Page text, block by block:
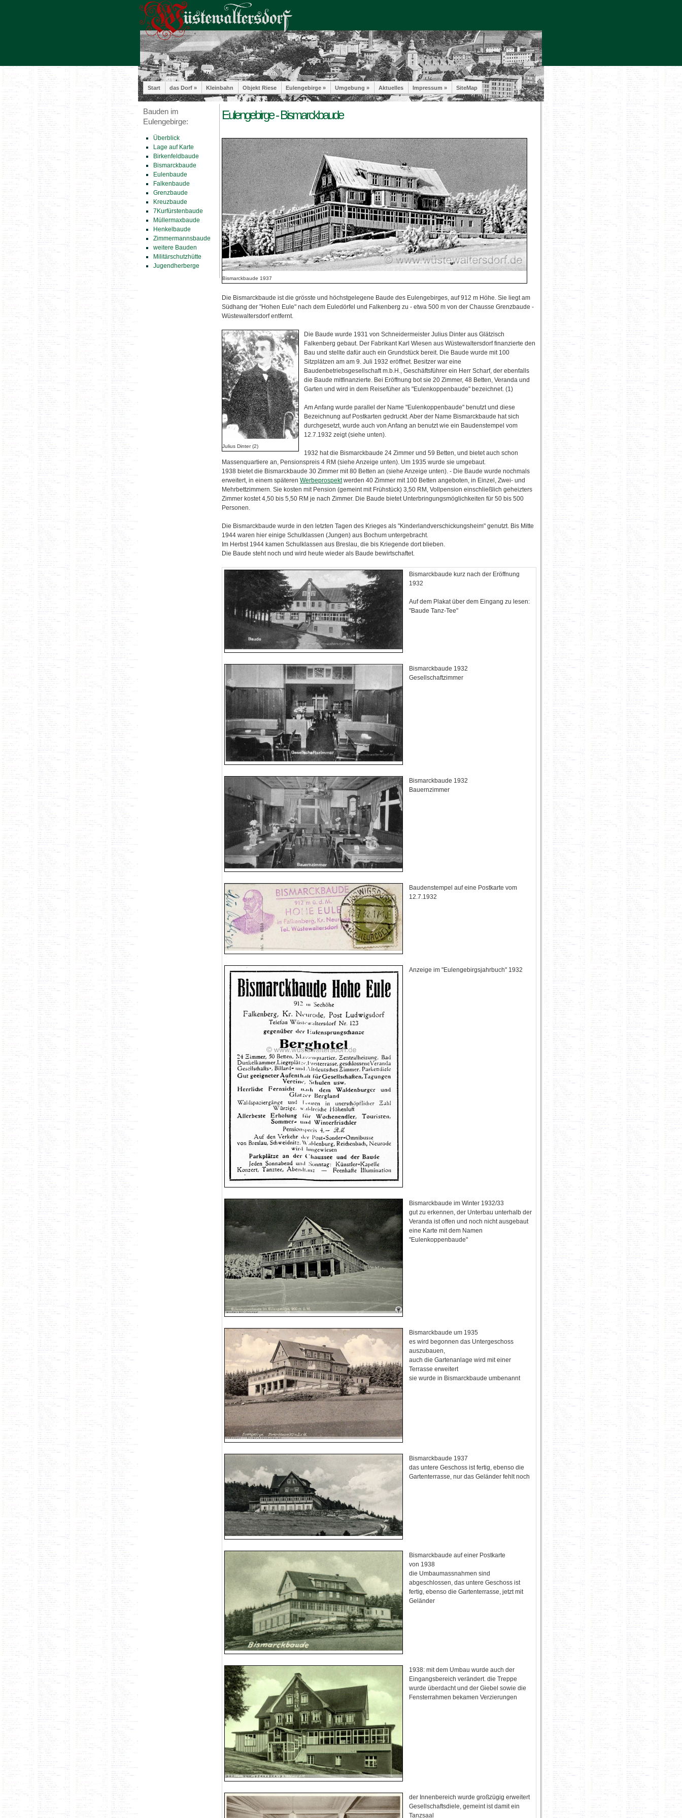
Start das Dorf » Kleinbahn Objekt Riese Eulengebirge » Umgebung » Aktuelles Impressum » SiteMap
Bauden im
Eulengebirge:
Überblick
Lage auf Karte
Birkenfeldbaude
Bismarckbaude
Eulenbaude
Falkenbaude
Grenzbaude
Kreuzbaude
7Kurfürstenbaude
Müllermaxbaude
Henkelbaude
Zimmermannsbaude
weitere Bauden
Militärschutzhütte
Jugendherberge
Eulengebirge - Bismarckbaude
Bismarckbaude 1937
Die Bismarckbaude ist die grösste und höchstgelegene Baude des Eulengebirges, auf 912 m Höhe. Sie liegt am
Südhang der "Hohen Eule" nach dem Euledörfel und Falkenberg zu - etwa 500 m von der Chausse Grenzbaude -
Wüstewaltersdorf entfernt.
Julius Dinter (2)
Die Baude wurde 1931 von Schneidermeister Julius Dinter aus Glätzisch
Falkenberg gebaut. Der Fabrikant Karl Wiesen aus Wüstewaltersdorf finanzierte den
Bau und stellte dafür auch ein Grundstück bereit. Die Baude wurde mit 100
Sitzplätzen am am 9. Juli 1932 eröffnet. Besitzer war eine
Baudenbetriebsgesellschaft m.b.H., Geschäftsführer ein Herr Scharf, der ebenfalls
die Baude mitfinanzierte. Bei Eröffnung bot sie 20 Zimmer, 48 Betten, Veranda und
Garten und wird in dem Reisefüher als "Eulenkoppenbaude" bezeichnet. (1)
Am Anfang wurde parallel der Name "Eulenkoppenbaude" benutzt und diese
Bezeichnung auf Postkarten gedruckt. Aber der Name Bismarckbaude hat sich
durchgesetzt, wurde auch von Anfang an benutzt wie ein Baudenstempel vom
12.7.1932 zeigt (siehe unten).
1932 hat die Bismarckbaude 24 Zimmer und 59 Betten, und bietet auch schon
Massenquartiere an, Pensionspreis 4 RM (siehe Anzeige unten). Um 1935 wurde sie umgebaut.
1938 bietet die Bismarckbaude 30 Zimmer mit 80 Betten an (siehe Anzeige unten). - Die Baude wurde nochmals
erweitert, in einem späteren Werbeprospektwerden 40 Zimmer mit 100 Betten angeboten, in Einzel, Zwei- und
Mehrbettzimmern. Sie kosten mit Pension (gemeint mit Frühstück) 3,50 RM, Vollpension einschließlich geheizters
Zimmer kostet 4,50 bis 5,50 RM je nach Zimmer. Die Baude bietet Unterbringungsmöglichkeiten für 50 bis 500
Personen.
Die Bismarckbaude wurde in den letzten Tagen des Krieges als "Kinderlandverschickungsheim" genutzt. Bis Mitte
1944 waren hier einige Schulklassen (Jungen) aus Bochum untergebracht.
Im Herbst 1944 kamen Schulklassen aus Breslau, die bis Kriegende dort blieben.
Die Baude steht noch und wird heute wieder als Baude bewirtschaftet.
Bismarckbaude kurz nach der Eröffnung
1932
Auf dem Plakat über dem Eingang zu lesen:
"Baude Tanz-Tee"
Bismarckbaude 1932
Gesellschaftzimmer
Bismarckbaude 1932
Bauernzimmer
Baudenstempel auf eine Postkarte vom
12.7.1932
Anzeige im "Eulengebirgsjahrbuch" 1932
Bismarckbaude im Winter 1932/33
gut zu erkennen, der Unterbau unterhalb der
Veranda ist offen und noch nicht ausgebaut
eine Karte mit dem Namen
"Eulenkoppenbaude"
Bismarckbaude um 1935
es wird begonnen das Untergeschoss
auszubauen,
auch die Gartenanlage wird mit einer
Terrasse erweitert
sie wurde in Bismarckbaude umbenannt
Bismarckbaude 1937
das untere Geschoss ist fertig, ebenso die
Gartenterrasse, nur das Geländer fehlt noch
Bismarckbaude auf einer Postkarte
von 1938
die Umbaumassnahmen sind
abgeschlossen, das untere Geschoss ist
fertig, ebenso die Gartenterrasse, jetzt mit
Geländer
1938: mit dem Umbau wurde auch der
Eingangsbereich verändert. die Treppe
wurde überdacht und der Giebel sowie die
Fensterrahmen bekamen Verzierungen
der Innenbereich wurde großzügig erweitert
Gesellschaftsdiele, gemeint ist damit ein
Tanzsaal